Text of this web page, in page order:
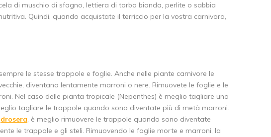
di muschio di sfagno, lettiera di torba bionda, perlite o sabbia
Quindi, quando acquistate il terriccio per la vostra carnivora,
le stesse trappole e foglie. Anche nelle piante carnivore le
diventano lentamente marroni o nere. Rimuovete le foglie e le
Nel caso delle pianta tropicale (Nepenthes) è meglio tagliare una
tagliare le trappole quando sono diventate più di metà marroni.
drosera, è meglio rimuovere le trappole quando sono diventate
le trappole e gli steli. Rimuovendo le foglie morte e marroni, la